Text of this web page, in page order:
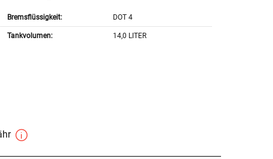
Bremsflüssigkeit: DOT 4
Tankvolumen: 14,0 LITER